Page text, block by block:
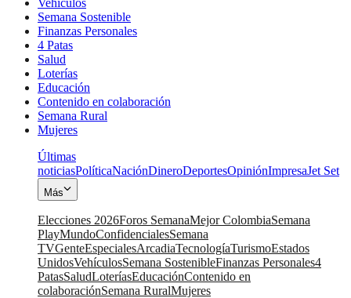
Semana Sostenible
Finanzas Personales
4 Patas
Salud
Loterías
Educación
Contenido en colaboración
Semana Rural
Mujeres
Últimas
noticiasPolíticaNaciónDineroDeportesOpiniónImpresaJet Set
Más
Elecciones 2026Foros SemanaMejor ColombiaSemana
PlayMundoConfidencialesSemana
TVGenteEspecialesArcadiaTecnologíaTurismoEstados
UnidosVehículosSemana SostenibleFinanzas Personales4
PatasSaludLoteríasEducaciónContenido en
colaboraciónSemana RuralMujeres